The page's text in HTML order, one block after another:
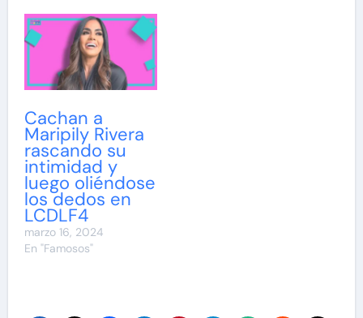
Cachan a
Maripily Rivera
rascando su
intimidad y
luego oliéndose
los dedos en
LCDLF4
marzo 16, 2024
En "Famosos"